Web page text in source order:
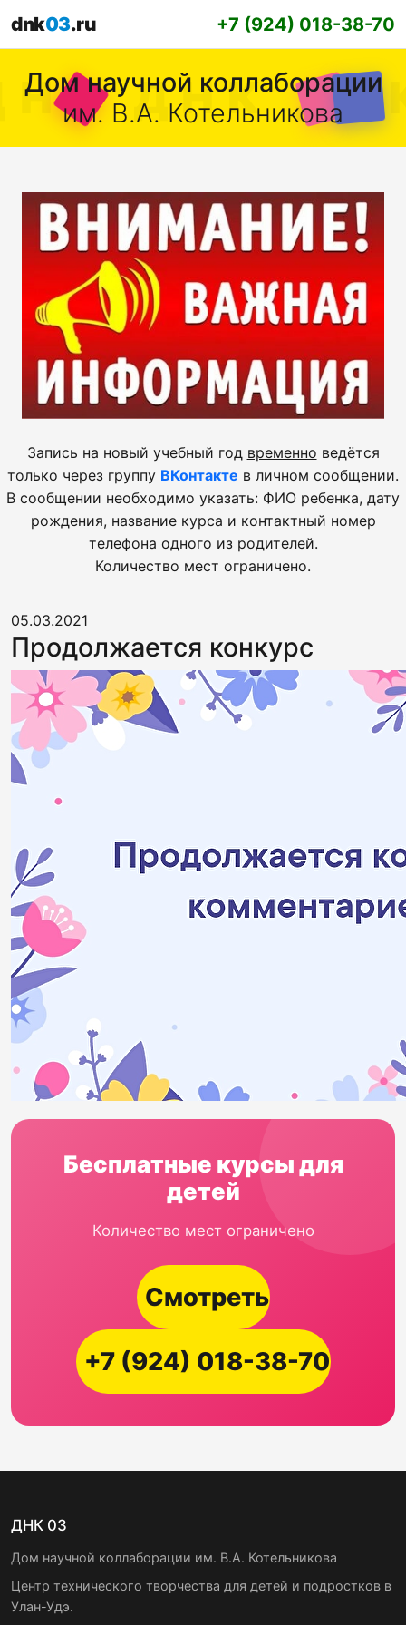
dnk03.ru +7 (924) 018-38-70
Дом научной коллаборации
им. В.А. Котельникова
Запись на новый учебный год временно ведётся
только через группу ВКонтакте в личном сообщении.
В сообщении необходимо указать: ФИО ребенка, дату
рождения, название курса и контактный номер
телефона одного из родителей.
Количество мест ограничено.
05.03.2021
Продолжается конкурс
Бесплатные курсы для
детей
Количество мест ограничено
Смотреть
+7 (924) 018-38-70
ДНК 03
Дом научной коллаборации им. В.А. Котельникова
Центр технического творчества для детей и подростков в
Улан-Удэ.